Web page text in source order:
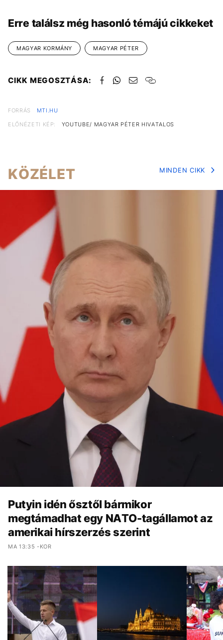
Erre találsz még hasonló témájú cikkeket
MAGYAR KORMÁNY MAGYAR PÉTER
CIKK MEGOSZTÁSA:
FORRÁS
MTI.HU
ELŐNÉZETI KÉP:
YOUTUBE/ MAGYAR PÉTER HIVATALOS
KÖZÉLET MINDEN CIKK
Putyin idén ősztől bármikor
megtámadhat egy NATO-tagállamot az
amerikai hírszerzés szerint
MA 13:35 -KOR